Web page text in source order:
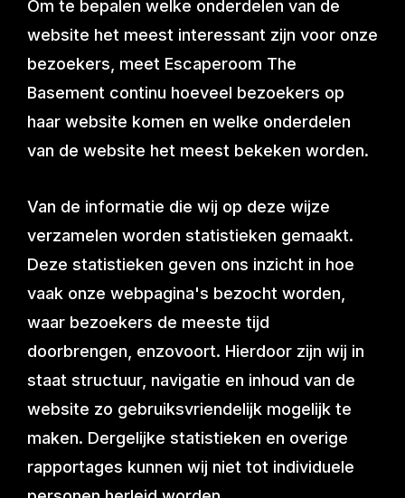
Om te bepalen welke onderdelen van de
website het meest interessant zijn voor onze
bezoekers, meet Escaperoom The
Basement continu hoeveel bezoekers op
haar website komen en welke onderdelen
van de website het meest bekeken worden.
Van de informatie die wij op deze wijze
verzamelen worden statistieken gemaakt.
Deze statistieken geven ons inzicht in hoe
vaak onze webpagina's bezocht worden,
waar bezoekers de meeste tijd
doorbrengen, enzovoort. Hierdoor zijn wij in
staat structuur, navigatie en inhoud van de
website zo gebruiksvriendelijk mogelijk te
maken. Dergelijke statistieken en overige
rapportages kunnen wij niet tot individuele